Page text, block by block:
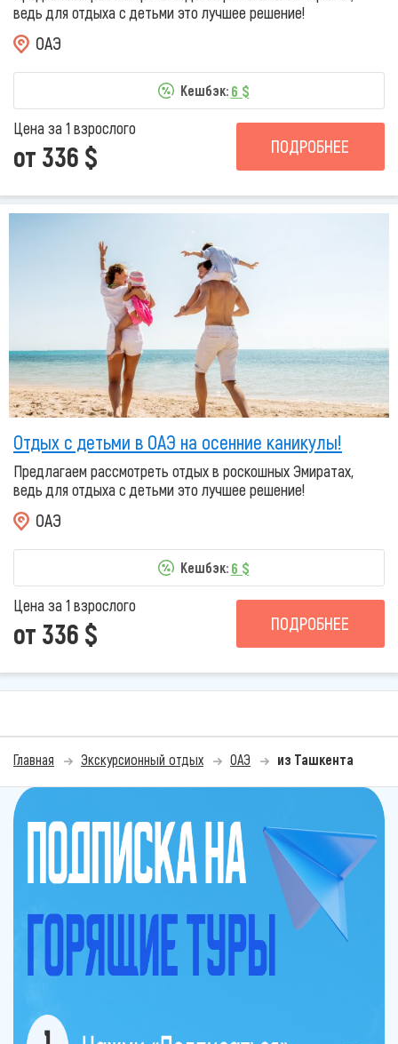
ведь для отдыха с детьми это лучшее решение!
ОАЭ
Кешбэк: 6 $
Цена за 1 взрослого
от 336 $ ПОДРОБНЕЕ
Отдых с детьми в ОАЭ на осенние каникулы!
Предлагаем рассмотреть отдых в роскошных Эмиратах,
ведь для отдыха с детьми это лучшее решение!
ОАЭ
Кешбэк: 6 $
Цена за 1 взрослого
от 336 $ ПОДРОБНЕЕ
Главная Экскурсионный отдых ОАЭ из Ташкента